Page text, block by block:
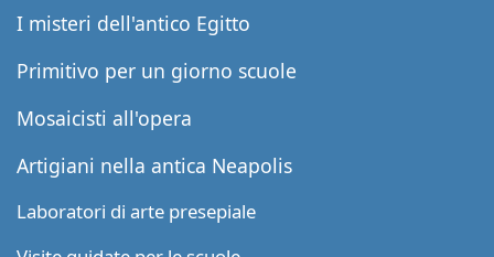
I misteri dell'antico Egitto
Primitivo per un giorno scuole
Mosaicisti all'opera
Artigiani nella antica Neapolis
Laboratori di arte presepiale